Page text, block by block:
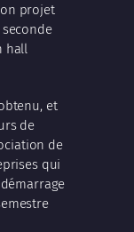
projet
hall
et
de
de
qui